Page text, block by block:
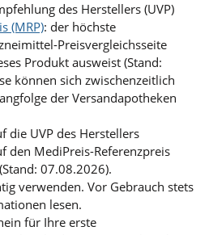
des Herstellers (UVP)
(MRP): der höchste
Preisvergleichsseite
Produkt ausweist (Stand:
können sich zwischenzeitlich
der Versandapotheken
die UVP des Herstellers
den MediPreis-Referenzpreis
07.08.2026).
verwenden. Vor Gebrauch stets
lesen.
für Ihre erste